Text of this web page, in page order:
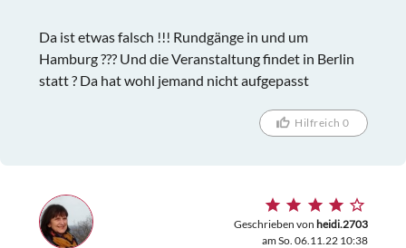
Da ist etwas falsch !!! Rundgänge in und um
Hamburg ??? Und die Veranstaltung findet in Berlin
statt ? Da hat wohl jemand nicht aufgepasst
Hilfreich 0
Geschrieben von heidi.2703
am So. 06.11.22 10:38